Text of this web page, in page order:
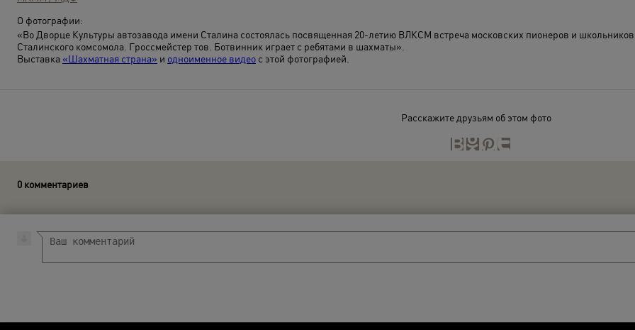
О фотографии:
«Во Дворце Культуры автозавода имени Сталина состоялась посвященная 20-летию ВЛКСМ встреча московских пионеров и
Сталинского комсомола. Гроссмейстер тов. Ботвинник играет с ребятами в шахматы».
Выставка «Шахматная страна» и одноименное видео с этой фотографией.
Расскажите друзьям об этом фото
0 комментариев